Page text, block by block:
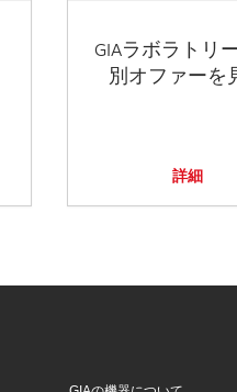
GIAラボラトリ
別オファーを
詳細